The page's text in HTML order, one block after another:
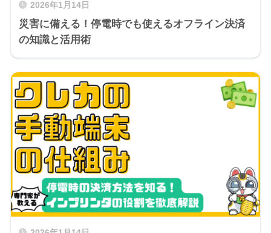
2026年1月14日
災害に備える！停電時でも使えるオフライン決済
の知識と活用術